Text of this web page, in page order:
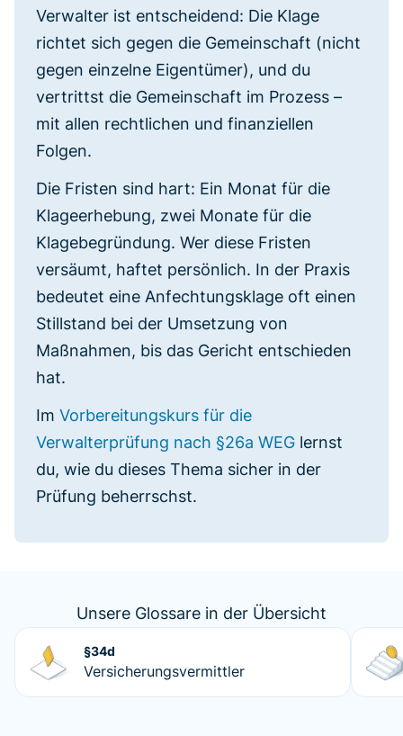
Verwalter ist entscheidend: Die Klage
richtet sich gegen die Gemeinschaft (nicht
gegen einzelne Eigentümer), und du
vertrittst die Gemeinschaft im Prozess –
mit allen rechtlichen und finanziellen
Folgen.
Die Fristen sind hart: Ein Monat für die
Klageerhebung, zwei Monate für die
Klagebegründung. Wer diese Fristen
versäumt, haftet persönlich. In der Praxis
bedeutet eine Anfechtungsklage oft einen
Stillstand bei der Umsetzung von
Maßnahmen, bis das Gericht entschieden
hat.
Im Vorbereitungskurs für die
Verwalterprüfung nach §26a WEG lernst
du, wie du dieses Thema sicher in der
Prüfung beherrschst.
Unsere Glossare in der Übersicht
§34d
Versicherungsvermittler